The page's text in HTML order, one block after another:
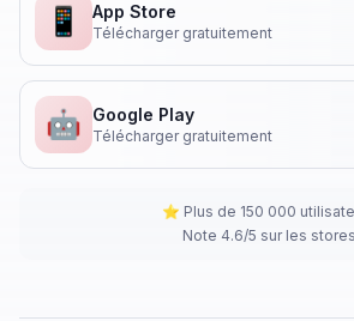
📱 App Store
Télécharger gratuitement
🤖 Google Play
Télécharger gratuitement
⭐ Plus de 150 000
Note 4.6/5 sur les stores